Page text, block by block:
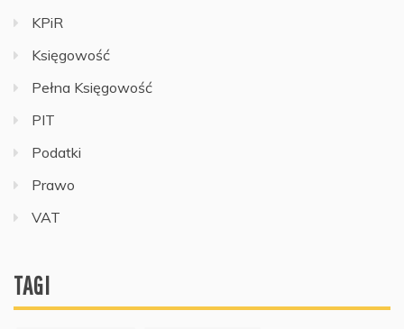
KPiR
Księgowość
Pełna Księgowość
PIT
Podatki
Prawo
VAT
TAGI